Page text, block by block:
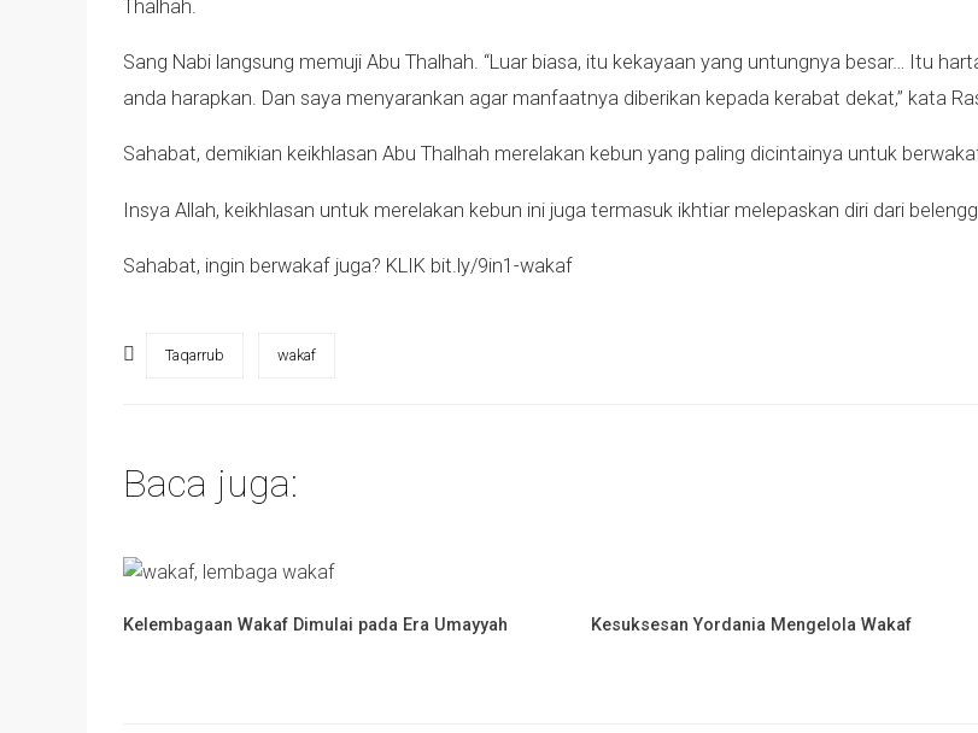
Thalhah.
Sang Nabi langsung memuji Abu Thalhah. “Luar biasa, itu kekayaan yang untungnya besar… Itu
anda harapkan. Dan saya menyarankan agar manfaatnya diberikan kepada kerabat dekat,” kata
Sahabat, demikian keikhlasan Abu Thalhah merelakan kebun yang paling dicintainya untuk
Insya Allah, keikhlasan untuk merelakan kebun ini juga termasuk ikhtiar melepaskan diri dari
Sahabat, ingin berwakaf juga? KLIK bit.ly/9in1-wakaf
Taqarrub wakaf
Baca juga:
Kelembagaan Wakaf Dimulai pada Era Umayyah Kesuksesan Yordania Mengelola Wakaf